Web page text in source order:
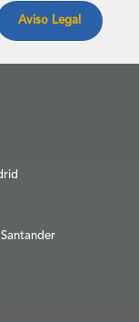
Aviso Legal